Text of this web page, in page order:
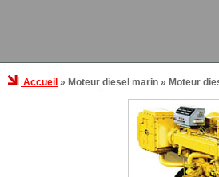
Accueil » Moteur diesel marin » Moteur